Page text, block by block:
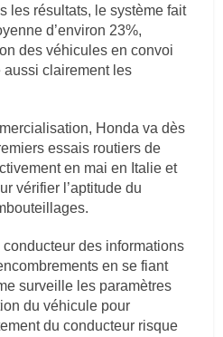
les résultats, le système fait
d’environ 23%,
des véhicules en convoi
aussi clairement les
Honda va dès
essais routiers de
en mai en Italie et
vérifier l’aptitude du
des informations
en se fiant
surveille les paramètres
du véhicule pour
du conducteur risque